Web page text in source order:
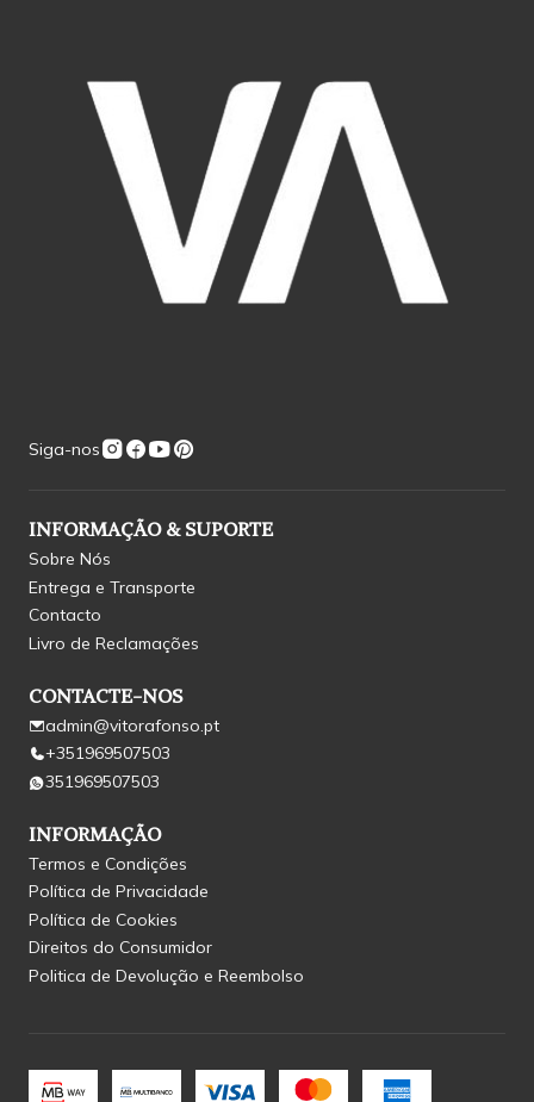
Siga-nos
INFORMAÇÃO & SUPORTE
Sobre Nós
Entrega e Transporte
Contacto
Livro de Reclamações
CONTACTE-NOS
admin@vitorafonso.pt
+351969507503
351969507503
INFORMAÇÃO
Termos e Condições
Política de Privacidade
Política de Cookies
Direitos do Consumidor
Politica de Devolução e Reembolso